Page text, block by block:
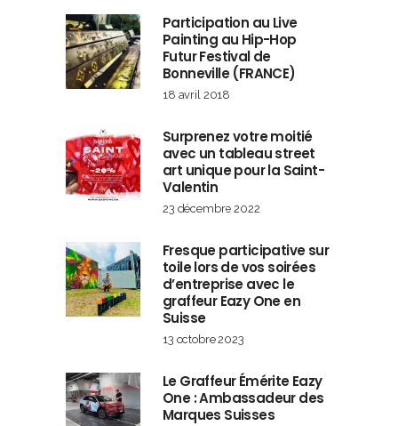
Participation au Live
Painting au Hip-Hop
Futur Festival de
Bonneville (FRANCE)
18 avril 2018
Surprenez votre moitié
avec un tableau street
art unique pour la Saint-
Valentin
23 décembre 2022
Fresque participative sur
toile lors de vos soirées
d’entreprise avec le
graffeur Eazy One en
Suisse
13 octobre 2023
Le Graffeur Émérite Eazy
One : Ambassadeur des
Marques Suisses